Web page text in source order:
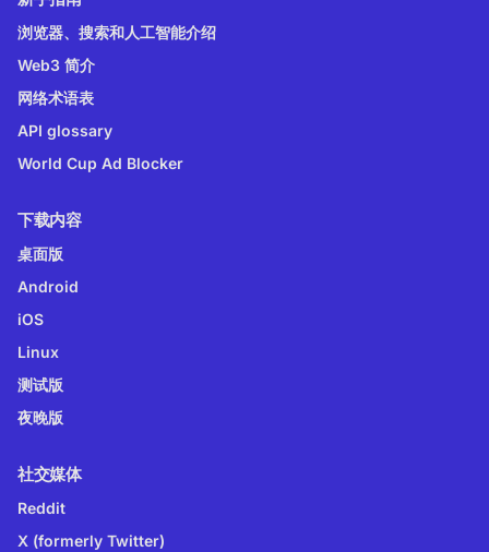
浏览器、搜索和人工智能介绍
Web3 简介
网络术语表
API glossary
World Cup Ad Blocker
下载内容
桌面版
Android
iOS
Linux
测试版
夜晚版
社交媒体
Reddit
X (formerly Twitter)